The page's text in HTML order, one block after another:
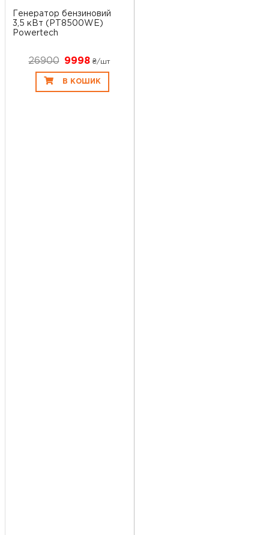
Генератор бензиновий
3,5 кВт (PT8500WE)
Powertech
26900 9998₴/шт
В КОШИК